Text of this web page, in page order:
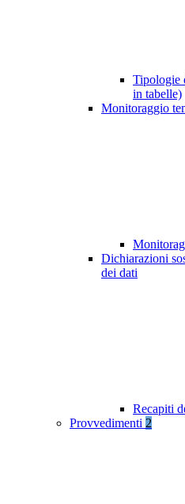
Tipologie
in tabelle)
Monitoraggio
Dichiarazioni
dei dati
Recapiti
Provvedimenti 2